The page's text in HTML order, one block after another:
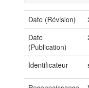
Date (Révision)
Date
(Publication)
Identificateur